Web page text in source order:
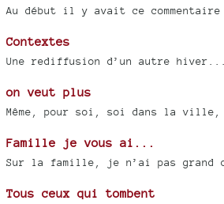
Au début il y avait ce commentaire
Contextes
Une rediffusion d’un autre
on veut plus
Même, pour soi, soi dans la ville,
Famille je vous ai...
Sur la famille, je n’ai pas grand
Tous ceux qui tombent